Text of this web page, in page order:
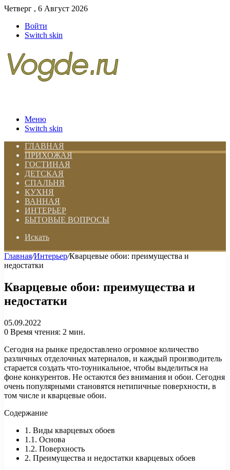
Четверг , 6 Август 2026
Войти
Switch skin
Меню
Switch skin
ГЛАВНАЯ
ПРИХОЖАЯ
ГОСТИНАЯ
ДЕТСКАЯ
СПАЛЬНЯ
КУХНЯ
ВАННАЯ
ИНТЕРЬЕР
БЫТОВЫЕ ВОПРОСЫ
Искать
Главная/Интерьер/Кварцевые обои: преимущества и
недостатки
Кварцевые обои: преимущества и
недостатки
05.09.2022
0 Время чтения: 2 мин.
Сегодня на рынке предоставлено огромное количество
различных отделочных материалов, и каждый производитель
старается создать что-тоуникальное, чтобы выделиться на
фоне конкурентов. Не остаются без внимания и обои. Сегодня
очень популярными становятся нетипичные поверхности, в
том числе и кварцевые обои.
Содержание
1. Виды кварцевых обоев
1.1. Основа
1.2. Поверхность
2. Преимущества и недостатки кварцевых обоев